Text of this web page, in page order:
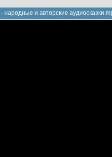
народные и авторские аудиосказки